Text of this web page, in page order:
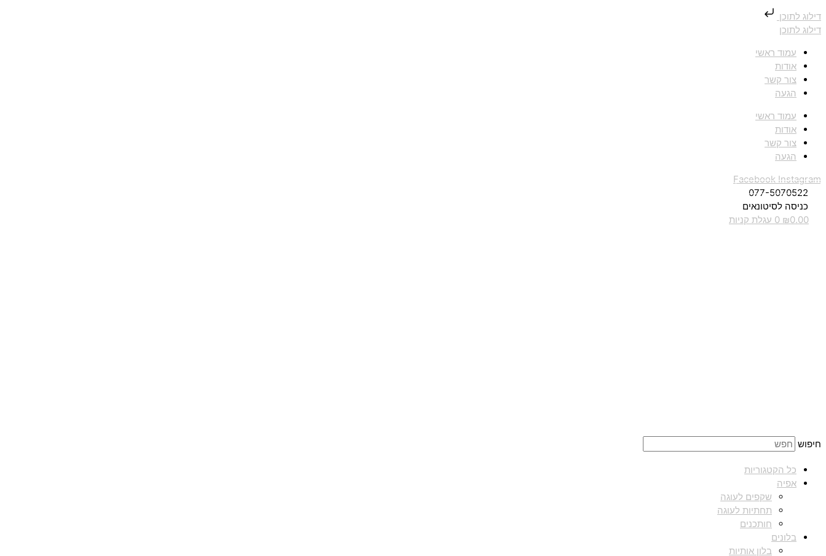
דילוג לתוכן
דילוג לתוכן
עמוד ראשי
אודות
צור קשר
הגעה
עמוד ראשי
אודות
צור קשר
הגעה
Facebook Instagram
077-5070522
כניסה לסיטונאים
₪0.00
0 עגלת קניות
חיפוש
כל הקטגוריות
אפיה
שקפים לעוגה
תחתיות לעוגה
חותכנים
בלונים
בלון אותיות